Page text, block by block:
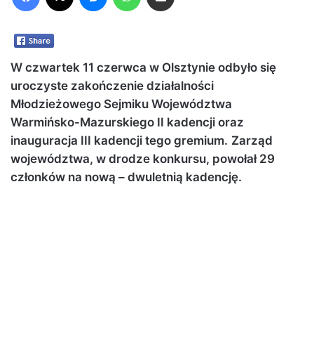
W czwartek 11 czerwca w Olsztynie odbyło się
uroczyste zakończenie działalności
Młodzieżowego Sejmiku Województwa
Warmińsko-Mazurskiego II kadencji oraz
inauguracja III kadencji tego gremium. Zarząd
województwa, w drodze konkursu, powołał 29
członków na nową – dwuletnią kadencję.